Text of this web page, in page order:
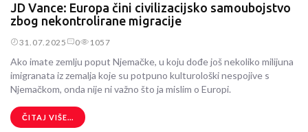
JD Vance: Europa čini civilizacijsko samoubojstvo
zbog nekontrolirane migracije
31.07.2025 0 1057
Ako imate zemlju poput Njemačke, u koju dođe još nekoliko milijuna
imigranata iz zemalja koje su potpuno kulturološki nespojive s
Njemačkom, onda nije ni važno što ja mislim o Europi.
ČITAJ VIŠE...